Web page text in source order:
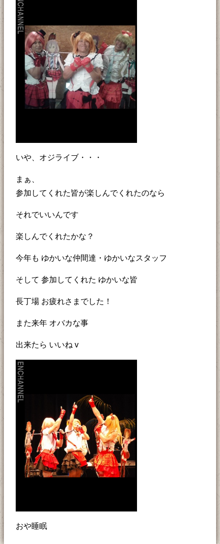
いや、オジライブ・・・
まぁ、
参加してくれた皆が楽しんでくれたのなら
それでいいんです
楽しんでくれたかな？
今年も ゆかいな仲間達・ゆかいなスタッフ
そして 参加してくれた ゆかいな皆
長丁場 お疲れさまでした！
また来年 オバカな事
出来たら いいね v
おや睡眠